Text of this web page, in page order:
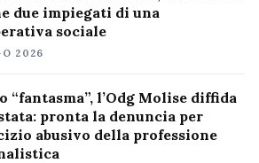
due impiegati di una
sociale
2026
“fantasma”, l’Odg Molise diffida
pronta la denuncia per
abusivo della professione